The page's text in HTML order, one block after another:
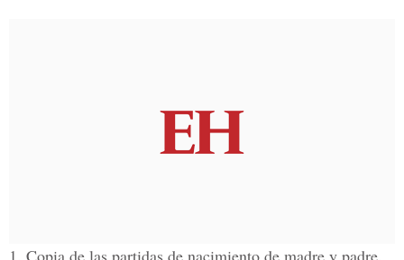
1. Copia de las partidas de nacimiento de madre y padre.